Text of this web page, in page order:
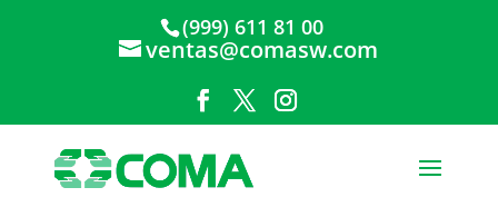
(999) 611 81 00
ventas@comasw.com